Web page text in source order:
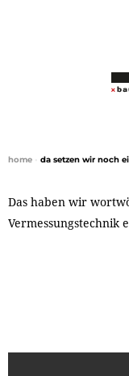
home da setzen wir noch
Das haben wir
Vermessungstechnik